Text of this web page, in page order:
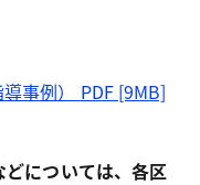
事例） PDF [9MB]
については、各区